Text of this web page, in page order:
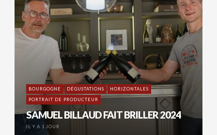
BOURGOGNE DÉGUSTATIONS
HORIZONTALES
PORTRAIT DE PRODUCTEUR
SAMUEL BILLAUD FAIT BRILLER 2024
IL Y A 1 JOUR